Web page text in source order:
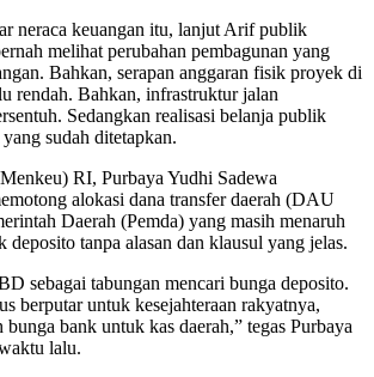
neraca keuangan itu, lanjut Arif publik
melihat perubahan pembagunan yang
Bahkan, serapan anggaran fisik proyek di
rendah. Bahkan, infrastruktur jalan
Sedangkan realisasi belanja publik
sudah ditetapkan.
RI, Purbaya Yudhi Sadewa
alokasi dana transfer daerah (DAU
Daerah (Pemda) yang masih menaruh
tanpa alasan dan klausul yang jelas.
sebagai tabungan mencari bunga deposito.
berputar untuk kesejahteraan rakyatnya,
bank untuk kas daerah,” tegas Purbaya
lalu.